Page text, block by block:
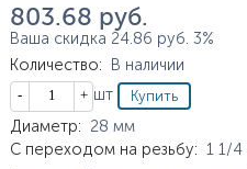
803.68 руб.
Ваша скидка 24.86 руб. 3%
Количество:
В наличии
Кол-во
шт
Характеристики
Диаметр: 28 мм
С переходом на резьбу: 1 1/4